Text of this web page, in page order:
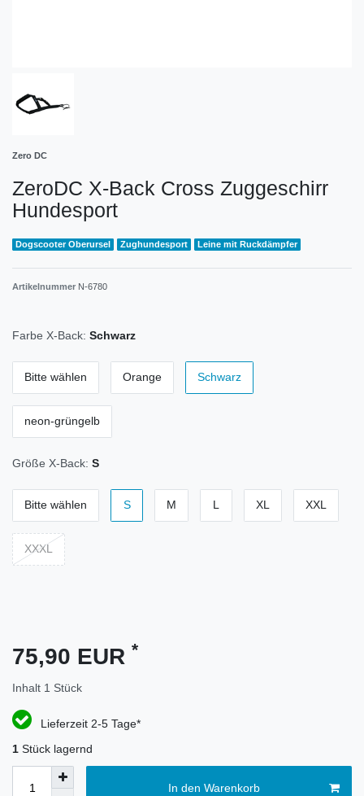
Zero DC
ZeroDC X-Back Cross Zuggeschirr
Hundesport
Dogscooter Oberursel Zughundesport Leine mit Ruckdämpfer
Artikelnummer N-6780
Farbe X-Back: Schwarz
Bitte wählen Orange Schwarz
neon-grüngelb
Größe X-Back: S
Bitte wählen S M L XL XXL
XXXL
75,90 EUR *
Inhalt 1 Stück
Lieferzeit 2-5 Tage*
1 Stück lagernd
In den Warenkorb